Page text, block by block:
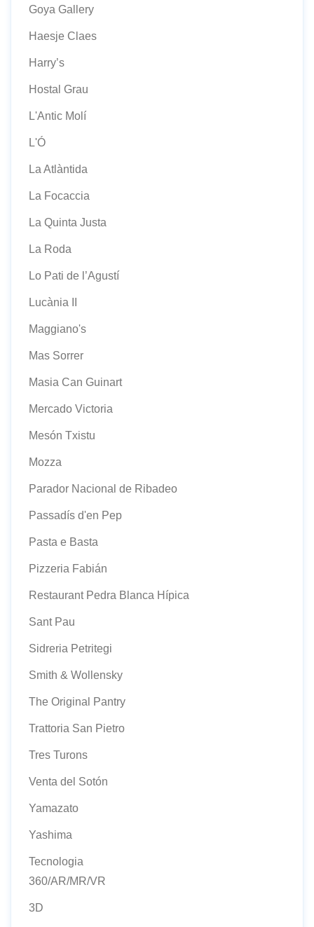
Goya Gallery
Haesje Claes
Harry’s
Hostal Grau
L'Antic Molí
L'Ó
La Atlàntida
La Focaccia
La Quinta Justa
La Roda
Lo Pati de l’Agustí
Lucània II
Maggiano's
Mas Sorrer
Masia Can Guinart
Mercado Victoria
Mesón Txistu
Mozza
Parador Nacional de Ribadeo
Passadís d'en Pep
Pasta e Basta
Pizzeria Fabián
Restaurant Pedra Blanca Hípica
Sant Pau
Sidreria Petritegi
Smith & Wollensky
The Original Pantry
Trattoria San Pietro
Tres Turons
Venta del Sotón
Yamazato
Yashima
Tecnologia
360/AR/MR/VR
3D